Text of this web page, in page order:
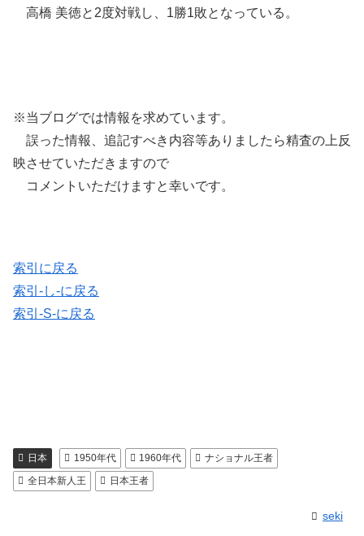
高橋 美徳と2度対戦し、1勝1敗となっている。
※当ブログでは情報を求めています。
誤った情報、追記すべき内容等ありましたら精査の上反
映させていただきますので
コメントいただけますと幸いです。
索引に戻る
索引-し-に戻る
索引-S-に戻る
日本 1950年代 1960年代
ナショナル王者
全日本新人王
日本王者
seki